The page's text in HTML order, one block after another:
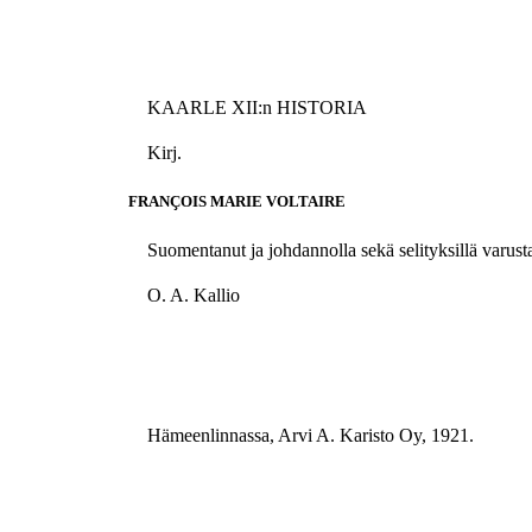
KAARLE XII:n HISTORIA
Kirj.
FRANÇOIS MARIE VOLTAIRE
Suomentanut ja johdannolla sekä selityksillä
O. A. Kallio
Hämeenlinnassa, Arvi A. Karisto Oy, 1921.